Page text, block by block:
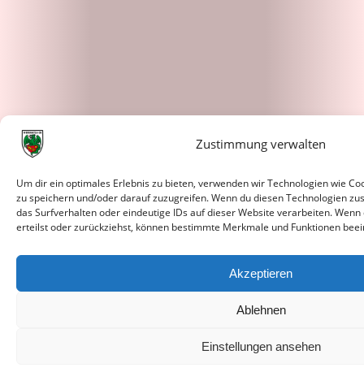
Zustimmung verwalten
Um dir ein optimales Erlebnis zu bieten, verwenden wir Technologien wie
zu speichern und/oder darauf zuzugreifen. Wenn du diesen Technologien
das Surfverhalten oder eindeutige IDs auf dieser Website verarbeiten.
erteilst oder zurückziehst, können bestimmte Merkmale und Funktionen
Akzeptieren
Ablehnen
Einstellungen ansehen